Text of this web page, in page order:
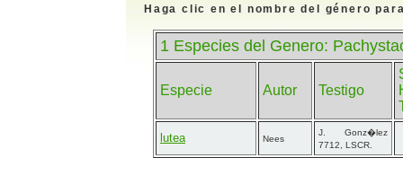
Haga clic en el nombre del género
1 Especies del Genero:
Especie Autor Testigo
lutea Nees
J. Gonz�lez
7712, LSCR.